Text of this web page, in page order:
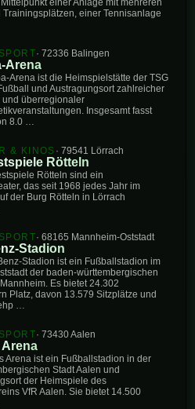
einer Anlage mit mehreren
Trainingsplätzen, einer Tennisanlage
· 72336 Balingen
Arena
Arena ist die Heimspielstätte der TSG
und Austragungsort zahlreicher
überregionaler
Insgesamt fasst
8.0 …
& KINOS · 79541 Lörrach
Rötteln
Rötteln sind ein
das seit 1968 jedes Jahr im
der Burg Rötteln in Lörrach
· 68165 Mannheim-Oststadt
Stadion
Stadion ist ein Fußballstadion im
der baden-württembergischen
Es bietet 24.302
Platz, davon 13.579 Sitzplätze und
…
· 73430 Aalen
Arena ist ein Fußballstadion in der
Stadt Aalen und
der Heimspiele des
VfR Aalen. Sie bietet 14.500